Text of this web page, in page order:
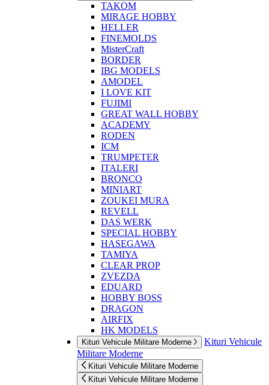
TAKOM
MIRAGE HOBBY
HELLER
FINEMOLDS
MisterCraft
BORDER
IBG MODELS
AMODEL
I LOVE KIT
FUJIMI
GREAT WALL HOBBY
ACADEMY
RODEN
ICM
TRUMPETER
ITALERI
BRONCO
MINIART
ZOUKEI MURA
REVELL
DAS WERK
SPECIAL HOBBY
HASEGAWA
TAMIYA
CLEAR PROP
ZVEZDA
EDUARD
HOBBY BOSS
DRAGON
AIRFIX
HK MODELS
Kituri Vehicule Militare Moderne
Kituri Vehicule
Militare Moderne
Kituri Vehicule Militare Moderne
Kituri Vehicule Militare Moderne